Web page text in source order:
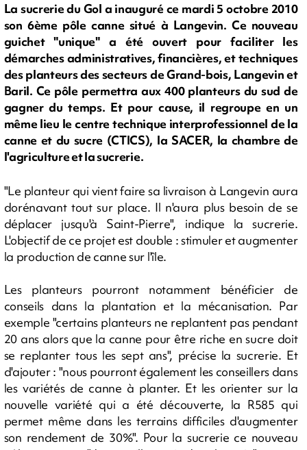
La sucrerie du Gol a inauguré ce mardi 5 octobre 2010
son 6ème pôle canne situé à Langevin. Ce nouveau
guichet "unique" a été ouvert pour faciliter les
démarches administratives, financières, et techniques
des planteurs des secteurs de Grand-bois, Langevin et
Baril. Ce pôle permettra aux 400 planteurs du sud de
gagner du temps. Et pour cause, il regroupe en un
même lieu le centre technique interprofessionnel de la
canne et du sucre (CTICS), la SACER, la chambre de
l'agriculture et la sucrerie.
"Le planteur qui vient faire sa livraison à Langevin aura
dorénavant tout sur place. Il n'aura plus besoin de se
déplacer jusqu'à Saint-Pierre", indique la sucrerie.
L'objectif de ce projet est double : stimuler et augmenter
la production de canne sur l'île.
Les planteurs pourront notamment bénéficier de
conseils dans la plantation et la mécanisation. Par
exemple "certains planteurs ne replantent pas pendant
20 ans alors que la canne pour être riche en sucre doit
se replanter tous les sept ans", précise la sucrerie. Et
d'ajouter : "nous pourront également les conseillers dans
les variétés de canne à planter. Et les orienter sur la
nouvelle variété qui a été découverte, la R585 qui
permet même dans les terrains difficiles d'augmenter
son rendement de 30%". Pour la sucrerie ce nouveau